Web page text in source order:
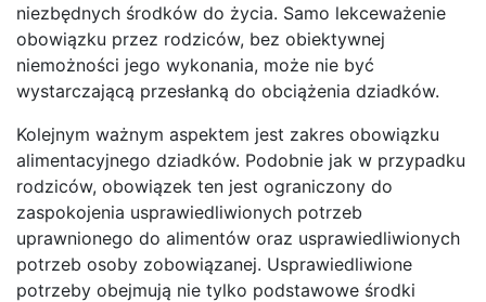
niezbędnych środków do życia. Samo lekceważenie
obowiązku przez rodziców, bez obiektywnej
niemożności jego wykonania, może nie być
wystarczającą przesłanką do obciążenia dziadków.
Kolejnym ważnym aspektem jest zakres obowiązku
alimentacyjnego dziadków. Podobnie jak w przypadku
rodziców, obowiązek ten jest ograniczony do
zaspokojenia usprawiedliwionych potrzeb
uprawnionego do alimentów oraz usprawiedliwionych
potrzeb osoby zobowiązanej. Usprawiedliwione
potrzeby obejmują nie tylko podstawowe środki